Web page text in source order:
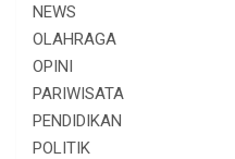
NEWS
OLAHRAGA
OPINI
PARIWISATA
PENDIDIKAN
POLITIK